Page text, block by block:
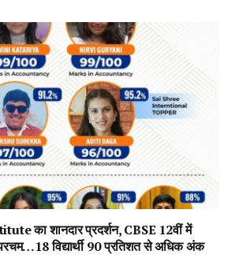
का शानदार प्रदर्शन, CBSE 12वीं में
विद्यार्थी 90 प्रतिशत से अधिक अंक